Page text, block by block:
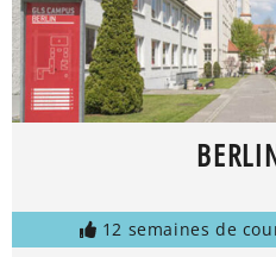
12 semaines de